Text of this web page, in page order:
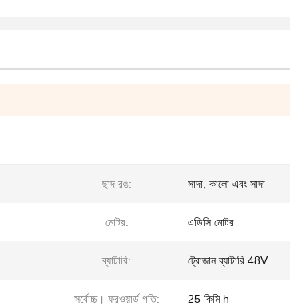
ছাদ রঙ: সাদা, কালো এবং সাদা
মোটর: এডিসি মোটর
ব্যাটারি: ট্রোজান ব্যাটারি 48V
সর্বোচ্চ। ফরওয়ার্ড গতি: 25 কিমি h